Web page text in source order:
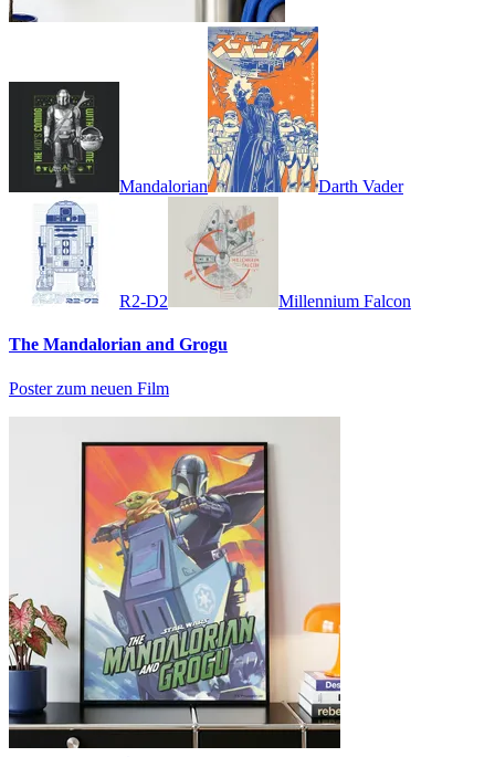
Mandalorian Darth Vader
R2-D2 Millennium Falcon
The Mandalorian and Grogu
Poster zum neuen Film